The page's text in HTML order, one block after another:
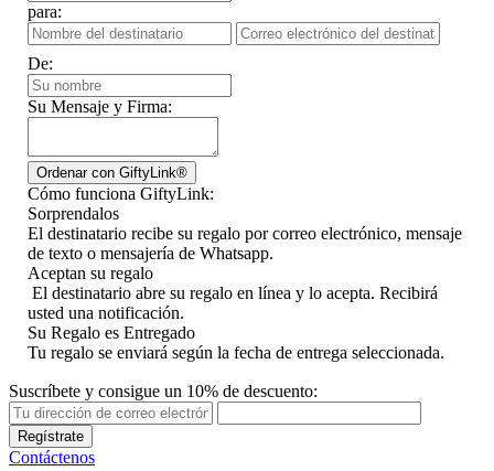
para:
De:
Su Mensaje y Firma:
Cómo funciona GiftyLink:
Sorprendalos
El destinatario recibe su regalo por correo electrónico, mensaje
de texto o mensajería de Whatsapp.
Aceptan su regalo
El destinatario abre su regalo en línea y lo acepta. Recibirá
usted una notificación.
Su Regalo es Entregado
Tu regalo se enviará según la fecha de entrega seleccionada.
Suscríbete y consigue un 10% de descuento:
Regístrate
Contáctenos